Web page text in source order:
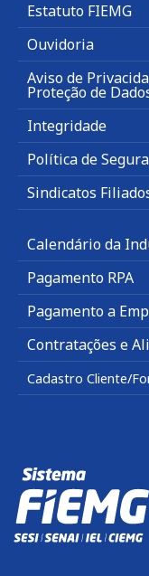
Estatuto FIEMG
Ouvidoria
Aviso de
Proteção de
Integridade
Política de
Sindicatos
Calendário da
Pagamento RPA
Pagamento a
Contratações e
Cadastro Cliente/